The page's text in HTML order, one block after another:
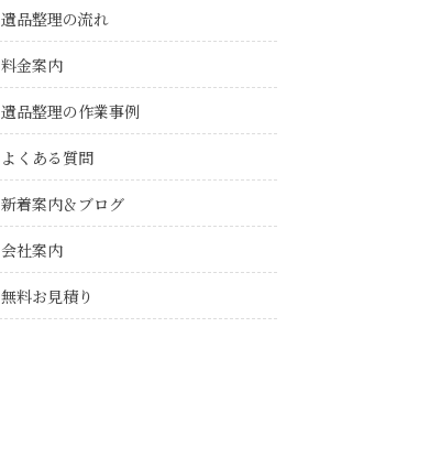
遺品整理の流れ
料金案内
遺品整理の作業事例
よくある質問
新着案内＆ブログ
会社案内
無料お見積り